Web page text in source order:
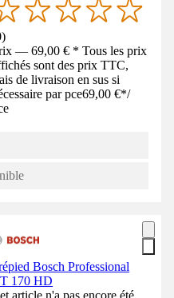
)
— 69,00 € * Tous les prix
sont des prix TTC,
de livraison en sus si
par pce69,00 €*/
Bosch Professional
170 HD
article n'a pas encore été